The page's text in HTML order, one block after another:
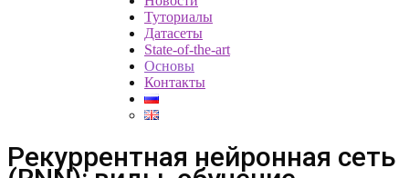
Туториалы
Датасеты
State-of-the-art
Основы
Контакты
Рекуррентная нейронная сеть